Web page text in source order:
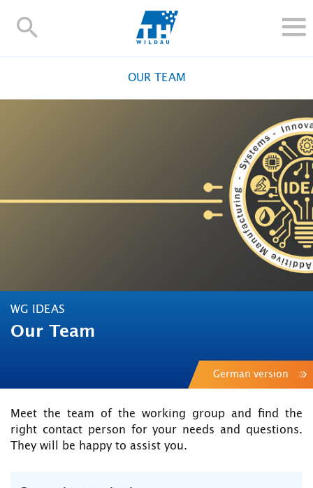
TH-
Moodle
OUR TEAM
WG IDEAS
Our Team
German version
Meet the team of the working group and find the
right contact person for your needs and questions.
They will be happy to assist you.